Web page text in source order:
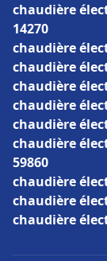
chaudière
14270
chaudière
chaudière
chaudière
chaudière
chaudière
chaudière
59860
chaudière
chaudière
chaudière